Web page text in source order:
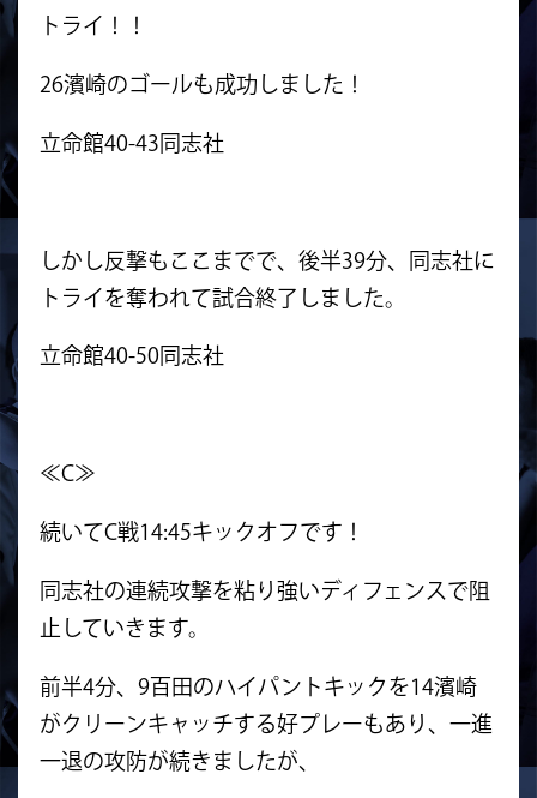
トライ！！
26濱崎のゴールも成功しました！
立命館40-43同志社
しかし反撃もここまでで、後半39分、同志社に
トライを奪われて試合終了しました。
立命館40-50同志社
≪C≫
続いてC戦14:45キックオフです！
同志社の連続攻撃を粘り強いディフェンスで阻
止していきます。
前半4分、9百田のハイパントキックを14濱崎
がクリーンキャッチする好プレーもあり、一進
一退の攻防が続きましたが、